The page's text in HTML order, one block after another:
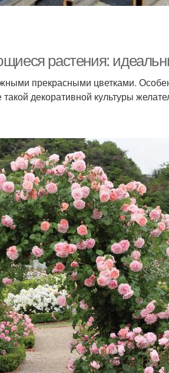
растения:
прекрасными цветками.
декоративной культуры